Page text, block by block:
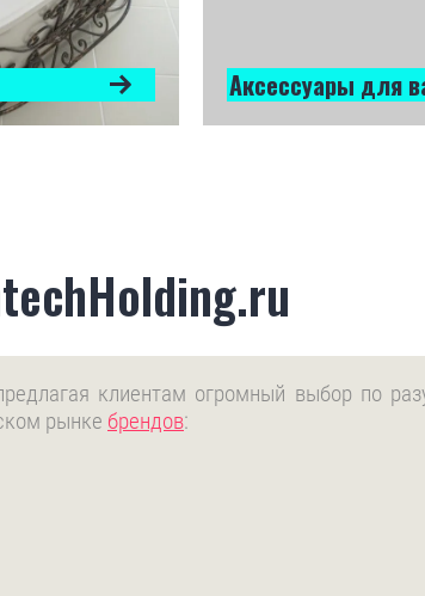
Аксессуары для
клиентам огромный выбор по
рынке брендов: